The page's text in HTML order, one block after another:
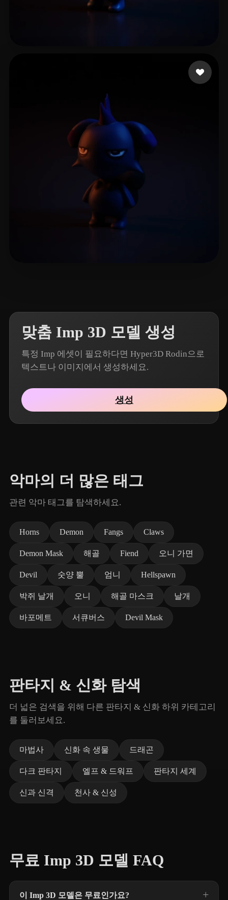
맞춤 Imp 3D 모델 생성
특정 Imp 에셋이 필요하다면 Hyper3D Rodin으로
텍스트나 이미지에서 생성하세요.
생성
악마의 더 많은 태그
관련 악마 태그를 탐색하세요.
Horns Demon Fangs Claws
Demon Mask 해골 Fiend 오니 가면
Devil 숫양 뿔 엄니 Hellspawn
박쥐 날개 오니 해골 마스크 날개
바포메트 서큐버스 Devil Mask
판타지 & 신화 탐색
더 넓은 검색을 위해 다른 판타지 & 신화 하위 카테고리
를 둘러보세요.
마법사 신화 속 생물 드래곤
다크 판타지 엘프 & 드워프 판타지 세계
신과 신격 천사 & 신성
무료 Imp 3D 모델 FAQ
이 Imp 3D 모델은 무료인가요?